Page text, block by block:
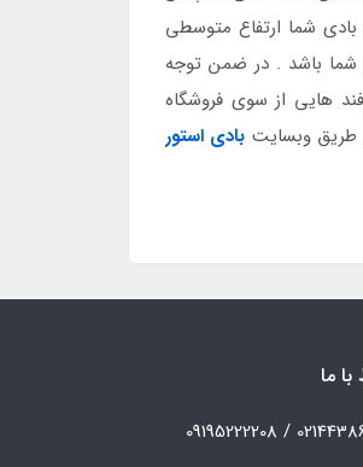
شما ارتفاع متوسطی
شما باشد . در ضمن توجه
هایی از سوی فروشگاه
طریق وبسایت بادی استور
با ما
02144386736 /